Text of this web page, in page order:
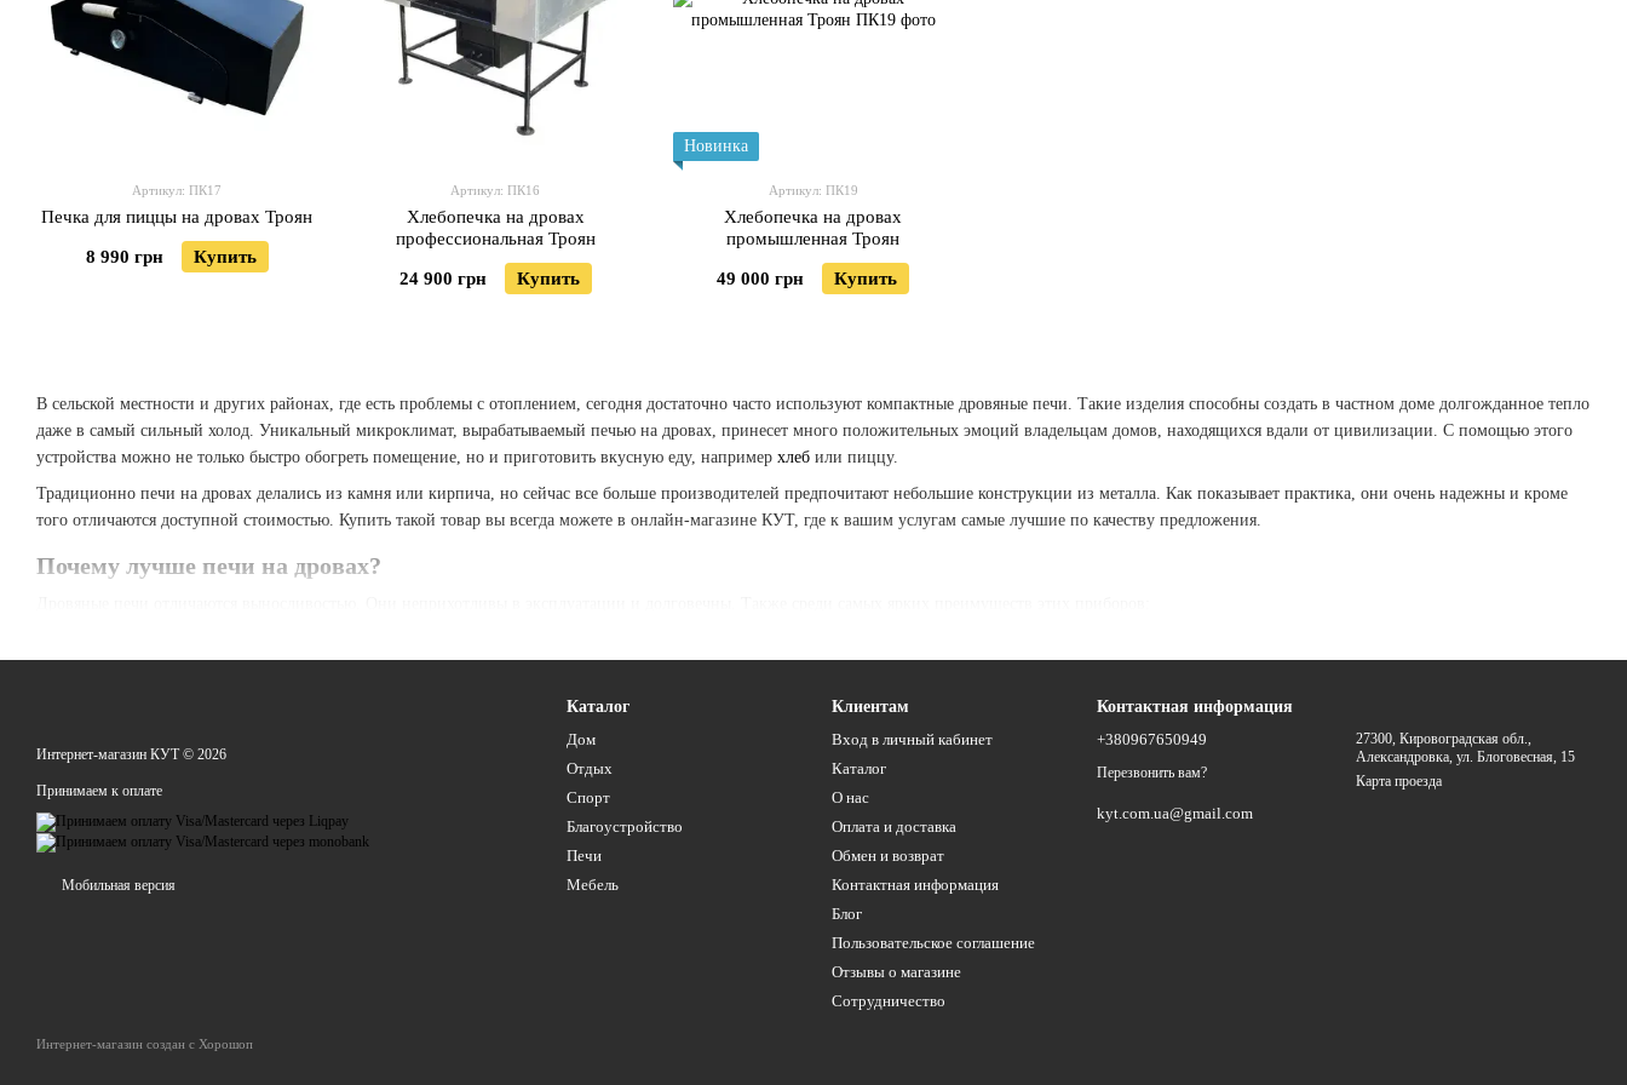
В сельской местности и других районах, где есть проблемы с отоплением, сегодня достаточно часто используют компактные дровяные печи. Такие изделия способны создать в частном доме долгожданное тепло
даже в самый сильный холод. Уникальный микроклимат, вырабатываемый печью на дровах, принесет много положительных эмоций владельцам домов, находящихся вдали от цивилизации. С помощью этого
устройства можно не только быстро обогреть помещение, но и приготовить вкусную еду, например хлеб или пиццу.
Традиционно печи на дровах делались из камня или кирпича, но сейчас все больше производителей предпочитают небольшие конструкции из металла. Как показывает практика, они очень надежны и кроме
того отличаются доступной стоимостью. Купить такой товар вы всегда можете в онлайн-магазине КУТ, где к вашим услугам самые лучшие по качеству предложения.
Почему лучше печи на дровах?
незначительные потери энергии;
недорогая цена и значительный экономический эффект.
В интернет-магазине КУТ отличный ассортимент дровяных печей на любой вкус. Вы можете выбрать как традиционные, так и нестандартные конструкции, отличающиеся по размеру, форме и техническим
свойствам. Чтобы облегчить выбор покупателю, в каталоге есть фотографии и подробные описания каждого товара. Благодаря этому клиент легко может выбрать устройство, полностью отвечающее его
ожиданиям.
Покупатели КУТ из Украины могут воспользоваться быстрой доставкой, обратившись в «Новую Почту» или «Укрпочту». Также для всех желающих доступен самовывоз. Представленные на официальном сайте
Артикул: ПК17
Печка для пиццы на дровах Троян
8 990 грн Купить
Артикул: ПК16
Хлебопечка на дровах
профессиональная Троян
24 900 грн Купить
Новинка
Артикул: ПК19
Хлебопечка на дровах
промышленная Троян
49 000 грн Купить
Интернет-магазин КУТ © 2026
Принимаем к оплате
Мобильная версия
Интернет-магазин создан с Хорошоп
Каталог
Дом
Отдых
Спорт
Благоустройство
Печи
Мебель
Клиентам
Вход в личный кабинет
Каталог
О нас
Оплата и доставка
Обмен и возврат
Контактная информация
Блог
Пользовательское соглашение
Отзывы о магазине
Сотрудничество
Контактная информация
+380967650949
Перезвонить вам?
kyt.com.ua@gmail.com
27300, Кировоградская обл.,
Александровка, ул. Блоговесная, 15
Карта проезда